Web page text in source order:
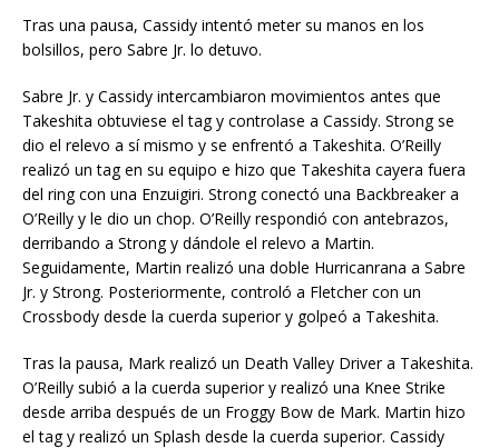
Tras una pausa, Cassidy intentó meter su manos en los
bolsillos, pero Sabre Jr. lo detuvo.
Sabre Jr. y Cassidy intercambiaron movimientos antes que
Takeshita obtuviese el tag y controlase a Cassidy. Strong se
dio el relevo a sí mismo y se enfrentó a Takeshita. O’Reilly
realizó un tag en su equipo e hizo que Takeshita cayera fuera
del ring con una Enzuigiri. Strong conectó una Backbreaker a
O’Reilly y le dio un chop. O’Reilly respondió con antebrazos,
derribando a Strong y dándole el relevo a Martin.
Seguidamente, Martin realizó una doble Hurricanrana a Sabre
Jr. y Strong. Posteriormente, controló a Fletcher con un
Crossbody desde la cuerda superior y golpeó a Takeshita.
Tras la pausa, Mark realizó un Death Valley Driver a Takeshita.
O’Reilly subió a la cuerda superior y realizó una Knee Strike
desde arriba después de un Froggy Bow de Mark. Martin hizo
el tag y realizó un Splash desde la cuerda superior. Cassidy